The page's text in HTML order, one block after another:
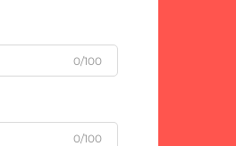
0/100
0/100